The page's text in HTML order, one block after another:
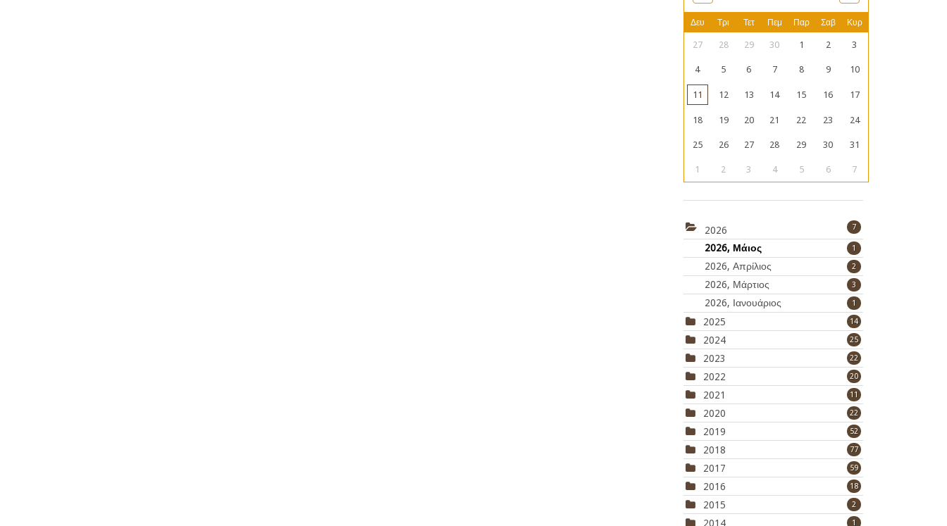
Δευ Τρι Τετ Πεμ Παρ Σαβ Κυρ
27 28 29 30 1 2 3
4 5 6 7 8 9 10
11 12 13 14 15 16 17
18 19 20 21 22 23 24
25 26 27 28 29 30 31
1 2 3 4 5 6 7
2026 7
2026, Μάιος 1
2026, Απρίλιος 2
2026, Μάρτιος 3
2026, Ιανουάριος 1
2025 14
2024 25
2023 22
2022 20
2021 11
2020 22
2019 52
2018 77
2017 59
2016 18
2015 2
2014 1